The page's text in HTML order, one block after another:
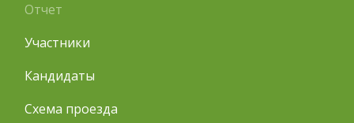
Отчет
Участники
Кандидаты
Схема проезда